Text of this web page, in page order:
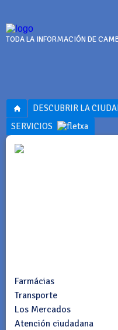
TODA LA INFORMACIÓN DE
DESCUBRIR LA
SERVICIOS
Farmácias
Transporte
Los Mercados
Atención ciudadana